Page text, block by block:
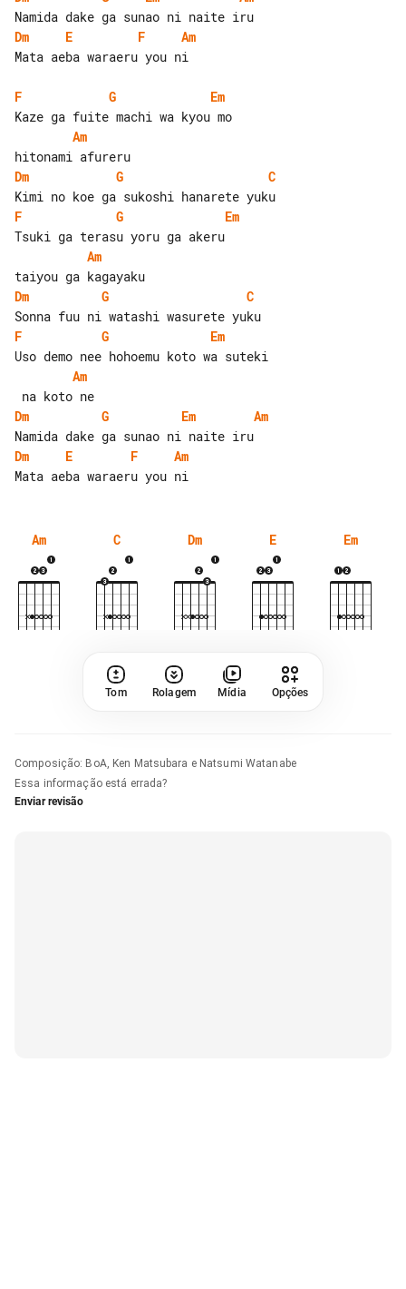
Dm
E F
Am
Mata aeba waraeru you ni
F G
Em
Am
Dm
G
C
F
G
Em
Am
Dm
G
C
F
G
Em
Am
Dm
G Em
Am
Dm
E F
Am
Am C Dm E Em
Tom Rolagem Mídia Opções
Composição: BoA, Ken Matsubara e Natsumi Watanabe
Essa informação está errada?
Enviar revisão